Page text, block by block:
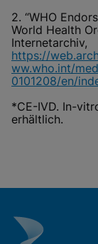
2. “WHO
World Health
Internetarchiv,
https://
ww.who.int/
0101208/en/
*CE-IVD. In-
erhältlich.